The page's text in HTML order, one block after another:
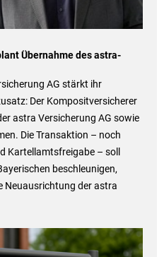
Übernahme des astra-
AG stärkt ihr
Der Kompositversicherer
astra Versicherung AG sowie
Die Transaktion – noch
Kartellamtsfreigabe – soll
beschleunigen,
Neuausrichtung der astra